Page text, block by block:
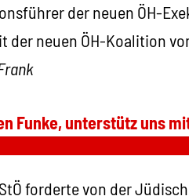
der neuen ÖH-
der neuen ÖH-Koalition
Funke, unterstütz uns
forderte von der